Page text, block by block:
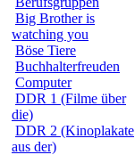
Big Brother is
watching you
Böse Tiere
Buchhalterfreuden
Computer
DDR 1 (Filme über
die)
DDR 2 (Kinoplakate
aus der)